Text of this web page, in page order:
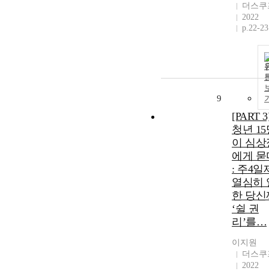
더스쿠
2022
p.22-23
9
[PART
청년 15
이 심상
에게 묻
: 주4일
열심히
한 당신
‘쉴 권
리’를…
이지원
더스쿠
2022